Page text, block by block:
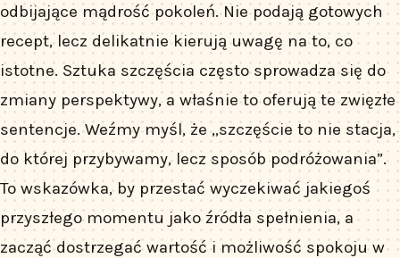
odbijające mądrość pokoleń. Nie podają gotowych
recept, lecz delikatnie kierują uwagę na to, co
istotne. Sztuka szczęścia często sprowadza się do
zmiany perspektywy, a właśnie to oferują te zwięzłe
sentencje. Weźmy myśl, że „szczęście to nie stacja,
do której przybywamy, lecz sposób podróżowania”.
To wskazówka, by przestać wyczekiwać jakiegoś
przyszłego momentu jako źródła spełnienia, a
zacząć dostrzegać wartość i możliwość spokoju w